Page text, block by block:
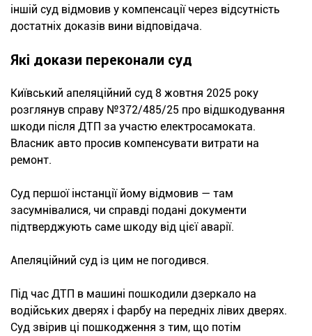
іншій суд відмовив у компенсації через відсутність
достатніх доказів вини відповідача.
Які докази переконали суд
Київський апеляційний суд 8 жовтня 2025 року
розглянув справу №372/485/25 про відшкодування
шкоди після ДТП за участю електросамоката.
Власник авто просив компенсувати витрати на
ремонт.
Суд першої інстанції йому відмовив — там
засумнівалися, чи справді подані документи
підтверджують саме шкоду від цієї аварії.
Апеляційний суд із цим не погодився.
Під час ДТП в машині пошкодили дзеркало на
водійських дверях і фарбу на передніх лівих дверях.
Суд звірив ці пошкодження з тим, що потім